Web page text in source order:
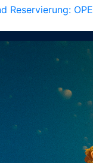
Reservierung: